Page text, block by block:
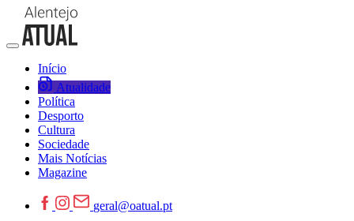
Início
Atualidade
Política
Desporto
Cultura
Sociedade
Mais Notícias
Magazine
geral@oatual.pt